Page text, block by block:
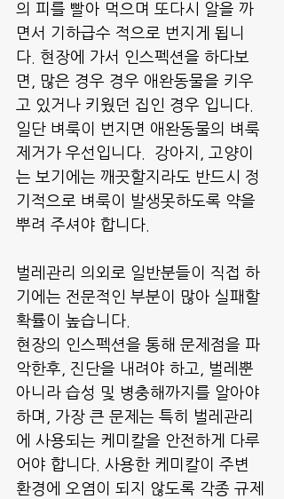
의 피를 빨아 먹으며 또다시 알을 까
면서 기하급수 적으로 번지게 됩니
다. 현장에 가서 인스펙션을 하다보
면, 많은 경우 경우 애완동물을 키우
고 있거나 키웠던 집인 경우 입니다.
일단 벼룩이 번지면 애완동물의 벼룩
제거가 우선입니다.  강아지, 고양이
는 보기에는 깨끗할지라도 반드시 정
기적으로 벼룩이 발생못하도록 약을
뿌려 주셔야 합니다.
벌레관리 의외로 일반분들이 직접 하
기에는 전문적인 부분이 많아 실패할
확률이 높습니다.
현장의 인스펙션을 통해 문제점을 파
악한후, 진단을 내려야 하고, 벌레뿐
아니라 습성 및 병충해까지를 알아야
하며, 가장 큰 문제는 특히 벌레관리
에 사용되는 케미칼을 안전하게 다루
어야 합니다. 사용한 케미칼이 주변
환경에 오염이 되지 않도록 각종 규제